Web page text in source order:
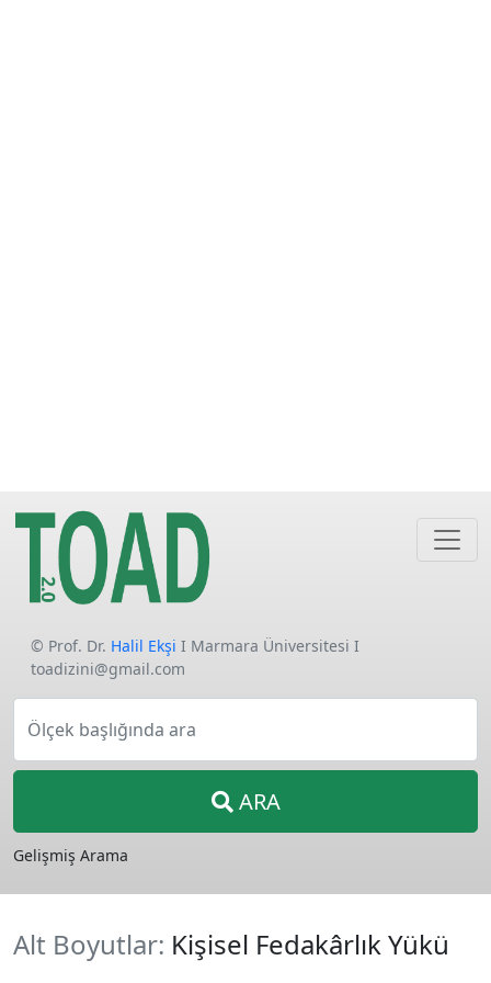
© Prof. Dr. Halil Ekşi I Marmara Üniversitesi I
toadizini@gmail.com
Ölçek başlığında ara
ARA
Gelişmiş Arama
Alt Boyutlar: Kişisel Fedakârlık Yükü